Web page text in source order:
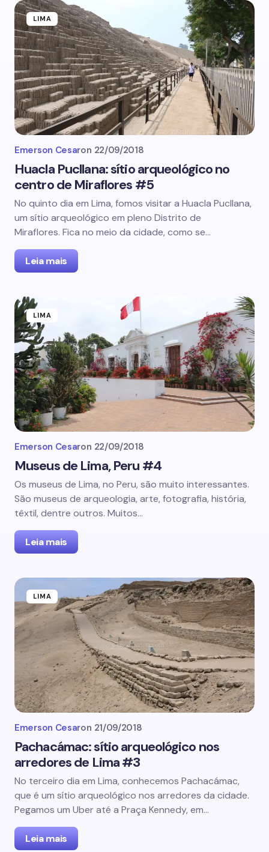
LIMA
Emerson Cesaron 22/09/2018
Huacla Pucllana: sítio arqueológico no
centro de Miraflores #5
No quinto dia em Lima, fomos visitar a Huacla Pucllana,
um sítio arqueológico em pleno Distrito de
Miraflores. Fica no meio da cidade, como se…
Leia mais
LIMA
Emerson Cesaron 22/09/2018
Museus de Lima, Peru #4
Os museus de Lima, no Peru, são muito interessantes.
São museus de arqueologia, arte, fotografia, história,
têxtil, dentre outros. Muitos…
Leia mais
LIMA
Emerson Cesaron 21/09/2018
Pachacámac: sítio arqueológico nos
arredores de Lima #3
No terceiro dia em Lima, conhecemos Pachacámac,
que é um sítio arqueológico nos arredores da cidade.
Pegamos um Uber até a Praça Kennedy, em…
Leia mais